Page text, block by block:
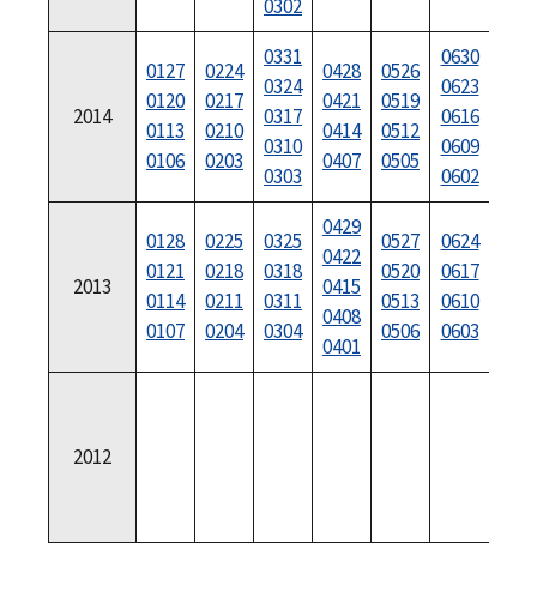
0302
2014
0127
0120
0113
0106
0224
0217
0210
0203
0331
0324
0317
0310
0303
0428
0421
0414
0407
0526
0519
0512
0505
0630
0623
0616
0609
0602
2013
0128
0121
0114
0107
0225
0218
0211
0204
0325
0318
0311
0304
0429
0422
0415
0408
0401
0527
0520
0513
0506
0624
0617
0610
0603
2012